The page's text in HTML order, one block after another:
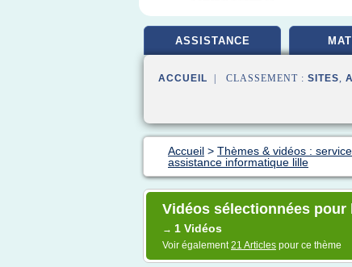
ASSISTANCE
ACCUEIL | CLASSEMENT : SITES,
Accueil > Thèmes & vidéos :
assistance informatique lille
Vidéos sélectionnées
→ 1 Vidéos
Voir également21 Articles pour ce thème